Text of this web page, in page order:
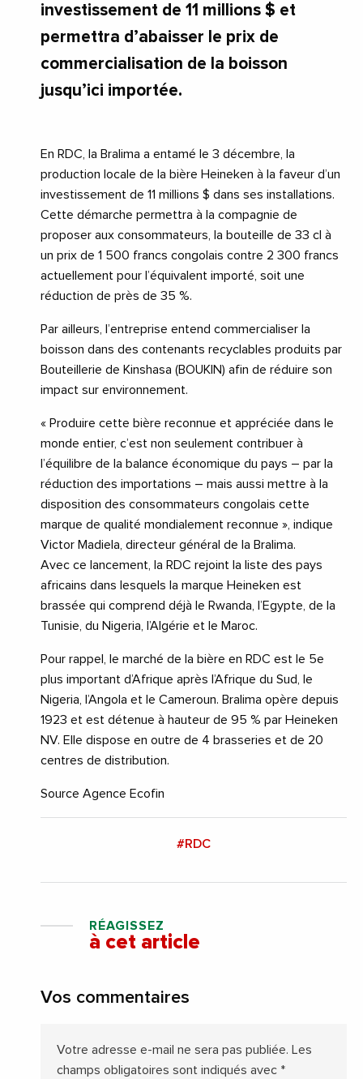
investissement de 11 millions $ et
permettra d’abaisser le prix de
commercialisation de la boisson
jusqu’ici importée.
En RDC, la Bralima a entamé le 3 décembre, la
production locale de la bière Heineken à la faveur d’un
investissement de 11 millions $ dans ses installations.
Cette démarche permettra à la compagnie de
proposer aux consommateurs, la bouteille de 33 cl à
un prix de 1 500 francs congolais contre 2 300 francs
actuellement pour l’équivalent importé, soit une
réduction de près de 35 %.
Par ailleurs, l’entreprise entend commercialiser la
boisson dans des contenants recyclables produits par
Bouteillerie de Kinshasa (BOUKIN) afin de réduire son
impact sur environnement.
« Produire cette bière reconnue et appréciée dans le
monde entier, c’est non seulement contribuer à
l’équilibre de la balance économique du pays – par la
réduction des importations – mais aussi mettre à la
disposition des consommateurs congolais cette
marque de qualité mondialement reconnue », indique
Victor Madiela, directeur général de la Bralima.
Avec ce lancement, la RDC rejoint la liste des pays
africains dans lesquels la marque Heineken est
brassée qui comprend déjà le Rwanda, l’Egypte, de la
Tunisie, du Nigeria, l’Algérie et le Maroc.
Pour rappel, le marché de la bière en RDC est le 5e
plus important d’Afrique après l’Afrique du Sud, le
Nigeria, l’Angola et le Cameroun. Bralima opère depuis
1923 et est détenue à hauteur de 95 % par Heineken
NV. Elle dispose en outre de 4 brasseries et de 20
centres de distribution.
Source Agence Ecofin
#RDC
RÉAGISSEZ
à cet article
Vos commentaires
Votre adresse e-mail ne sera pas publiée. Les
champs obligatoires sont indiqués avec *